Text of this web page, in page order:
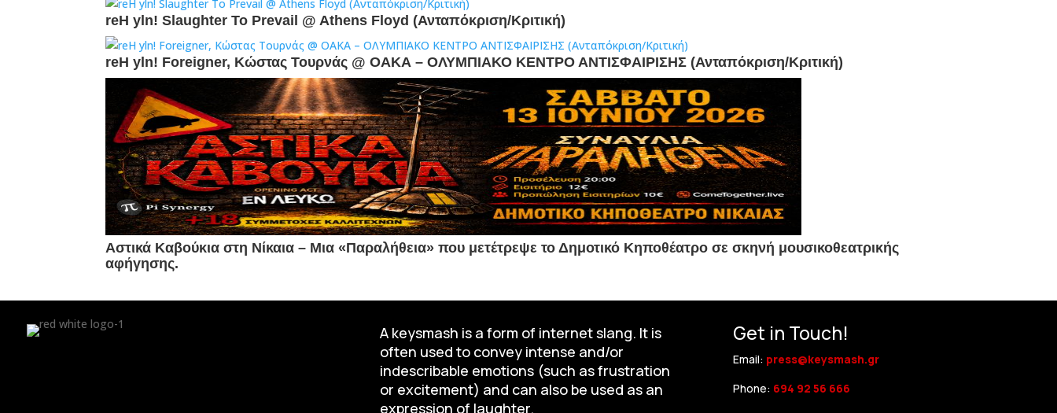
reH yln! Slaughter To Prevail @ Athens Floyd (Ανταπόκριση/Κριτική)
reH yln! Foreigner, Κώστας Τουρνάς @ ΟΑΚΑ – ΟΛΥΜΠΙΑΚΟ ΚΕΝΤΡΟ ΑΝΤΙΣΦΑΙΡΙΣΗΣ (Ανταπόκριση/Κριτική)
Αστικά Καβούκια στη Νίκαια – Mια «Παραλήθεια» που μετέτρεψε το Δημοτικό Κηποθέατρο σε σκηνή μουσικοθεατρικής
αφήγησης.
A keysmash is a form of internet slang. It is
often used to convey intense and/or
indescribable emotions (such as frustration
or excitement) and can also be used as an
expression of laughter.
Get in Touch!
Email: press@keysmash.gr
Phone: 694 92 56 666